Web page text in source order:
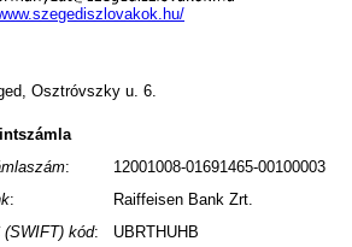
Osztróvszky u. 6.
:
12001008-01691465-00100003
:
Raiffeisen Bank Zrt.
(SWIFT) kód:
UBRTHUHB